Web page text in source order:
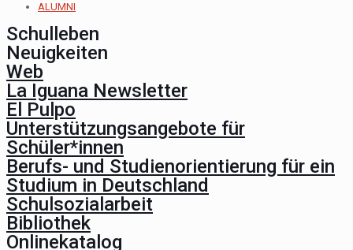
ALUMNI
Schulleben
Neuigkeiten
Web
La Iguana Newsletter
El Pulpo
Unterstützungsangebote für
Schüler*innen
Berufs- und Studienorientierung für ein
Studium in Deutschland
Schulsozialarbeit
Bibliothek
Onlinekatalog